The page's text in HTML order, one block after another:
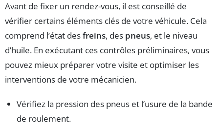
Avant de fixer un rendez-vous, il est conseillé de
vérifier certains éléments clés de votre véhicule. Cela
comprend l’état desfreins, des pneus, et le niveau
d’huile. En exécutant ces contrôles préliminaires, vous
pouvez mieux préparer votre visite et optimiser les
interventions de votre mécanicien.
Vérifiez la pression des pneus et l’usure de la bande
de roulement.